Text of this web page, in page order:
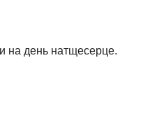
на день натщесерце.